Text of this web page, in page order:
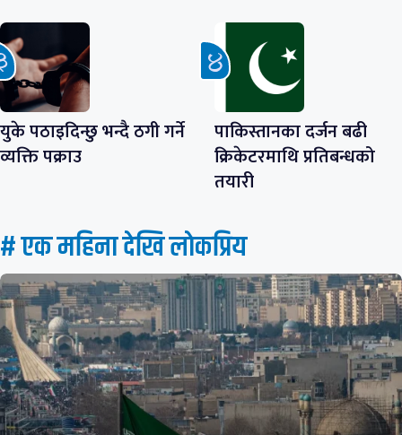
युके पठाइदिन्छु भन्दै ठगी गर्ने
व्यक्ति पक्राउ
पाकिस्तानका दर्जन बढी
क्रिकेटरमाथि प्रतिबन्धको
तयारी
# एक महिना देखि लाेकप्रिय